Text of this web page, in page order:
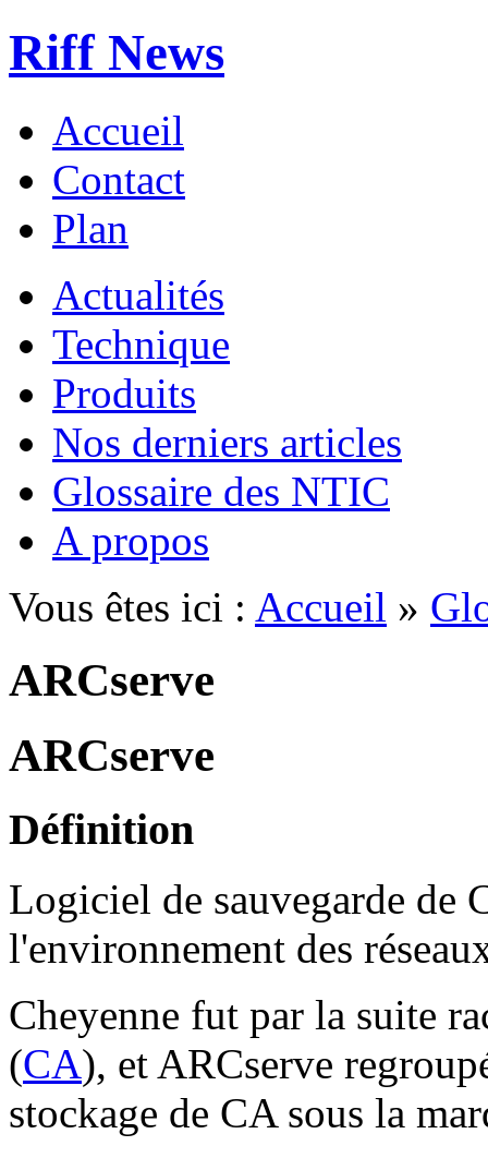
Riff News
Accueil
Contact
Plan
Actualités
Technique
Produits
Nos derniers articles
Glossaire des NTIC
A propos
Vous êtes ici : Accueil »
ARCserve
ARCserve
Définition
Logiciel de sauvegarde de
l'environnement des
Cheyenne fut par la suite
(CA), et ARCserve
stockage de CA sous la